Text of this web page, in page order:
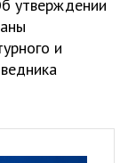
утверждении
и